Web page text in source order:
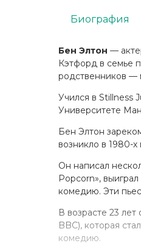
Бен Элтон —
Кэтфорд в семье
родственников —
Учился в Stillness
Университете
Бен Элтон
возникло в 1980-х
Он написал
Popcorn»,
комедию. Эти
В возрасте 23
BBC), которая
комедию.
Биография